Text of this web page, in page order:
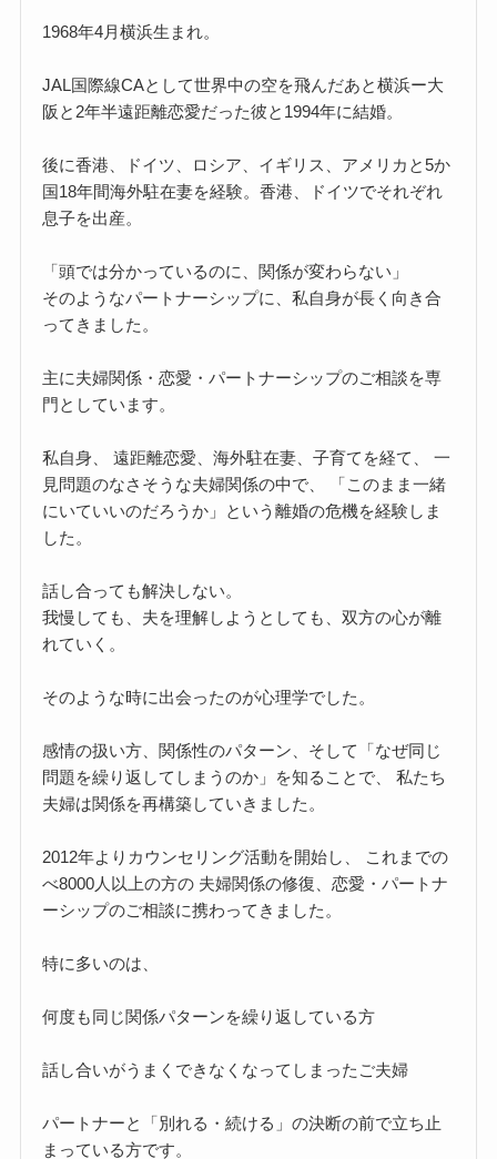
1968年4月横浜生まれ。
JAL国際線CAとして世界中の空を飛んだあと横浜ー大
阪と2年半遠距離恋愛だった彼と1994年に結婚。
後に香港、ドイツ、ロシア、イギリス、アメリカと5か
国18年間海外駐在妻を経験。香港、ドイツでそれぞれ
息子を出産。
「頭では分かっているのに、関係が変わらない」
そのようなパートナーシップに、私自身が長く向き合
ってきました。
主に夫婦関係・恋愛・パートナーシップのご相談を専
門としています。
私自身、 遠距離恋愛、海外駐在妻、子育てを経て、 一
見問題のなさそうな夫婦関係の中で、 「このまま一緒
にいていいのだろうか」という離婚の危機を経験しま
した。
話し合っても解決しない。
我慢しても、夫を理解しようとしても、双方の心が離
れていく。
そのような時に出会ったのが心理学でした。
感情の扱い方、関係性のパターン、そして「なぜ同じ
問題を繰り返してしまうのか」を知ることで、 私たち
夫婦は関係を再構築していきました。
2012年よりカウンセリング活動を開始し、 これまでの
べ8000人以上の方の 夫婦関係の修復、恋愛・パートナ
ーシップのご相談に携わってきました。
特に多いのは、
何度も同じ関係パターンを繰り返している方
話し合いがうまくできなくなってしまったご夫婦
パートナーと「別れる・続ける」の決断の前で立ち止
まっている方です。